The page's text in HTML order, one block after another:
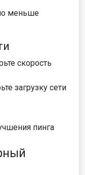
меньше
скорость
загрузку сети
пинга